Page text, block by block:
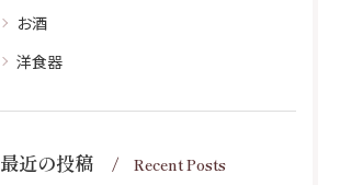
お酒
洋食器
最近の投稿 Recent Posts